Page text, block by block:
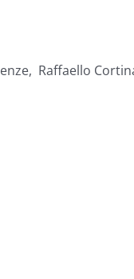
Raffaello